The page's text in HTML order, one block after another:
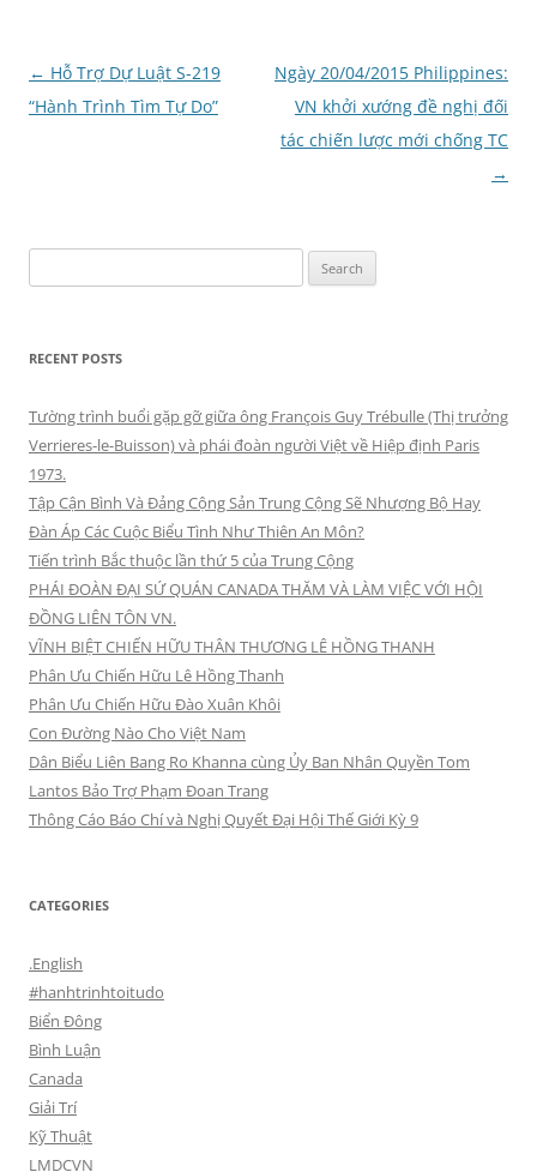
Post
navigation
← Hỗ Trợ Dự Luật S-219
“Hành Trình Tìm Tự Do”
Ngày 20/04/2015 Philippines:
VN khởi xướng đề nghị đối
tác chiến lược mới chống TC
→
for:
RECENT POSTS
Tường trình buổi gặp gỡ giữa ông François Guy Trébulle (Thị trưởng
Verrieres-le-Buisson) và phái đoàn người Việt về Hiệp định Paris
1973.
Tập Cận Bình Và Đảng Cộng Sản Trung Cộng Sẽ Nhượng Bộ Hay
Đàn Áp Các Cuộc Biểu Tình Như Thiên An Môn?
Tiến trình Bắc thuộc lần thứ 5 của Trung Cộng
PHÁI ĐOÀN ĐẠI SỨ QUÁN CANADA THĂM VÀ LÀM VIỆC VỚI HỘI
ĐỒNG LIÊN TÔN VN.
VĨNH BIỆT CHIẾN HỮU THÂN THƯƠNG LÊ HỒNG THANH
Phân Ưu Chiến Hữu Lê Hồng Thanh
Phân Ưu Chiến Hữu Đào Xuân Khôi
Con Đường Nào Cho Việt Nam
Dân Biểu Liên Bang Ro Khanna cùng Ủy Ban Nhân Quyền Tom
Lantos Bảo Trợ Phạm Đoan Trang
Thông Cáo Báo Chí và Nghị Quyết Đại Hội Thế Giới Kỳ 9
CATEGORIES
.English
#hanhtrinhtoitudo
Biển Đông
Bình Luận
Canada
Giải Trí
Kỹ Thuật
LMDCVN